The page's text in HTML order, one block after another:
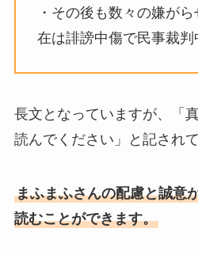
・その後も数々の嫌が
在は誹謗中傷で民事裁判
長文となっていますが、「
読んでください」と記され
まふまふさんの配慮と誠意
読むことができます。